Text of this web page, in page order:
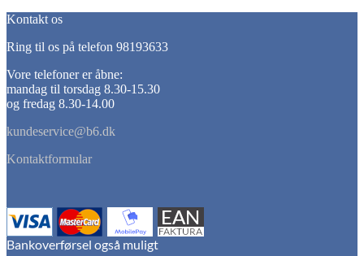
Kontakt os
Ring til os på telefon 98193633
Vore telefoner er åbne:
mandag til torsdag 8.30-15.30
og fredag 8.30-14.00
kundeservice@b6.dk
Kontaktformular